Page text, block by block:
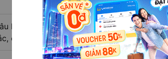
hỏi: Review xe đi Hà Đông - Hà Nội từ
cao cấp nhất?